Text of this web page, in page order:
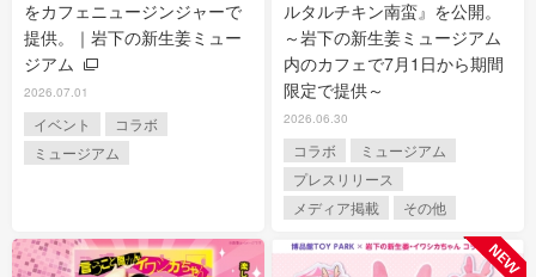
をカフェニュージンジャーで
提供。｜岩下の新生姜ミュー
ジアム
2026.07.01
イベント
コラボ
ミュージアム
ルタルチキン南蛮』を公開。
～岩下の新生姜ミュージアム
内のカフェで7月1日から期間
限定で提供～
2026.06.30
コラボ
ミュージアム
プレスリリース
メディア掲載
その他